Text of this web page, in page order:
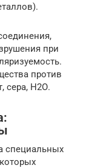
при
против
сера, H2О.
специальных